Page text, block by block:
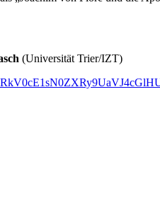
(Universität Trier/IZT)